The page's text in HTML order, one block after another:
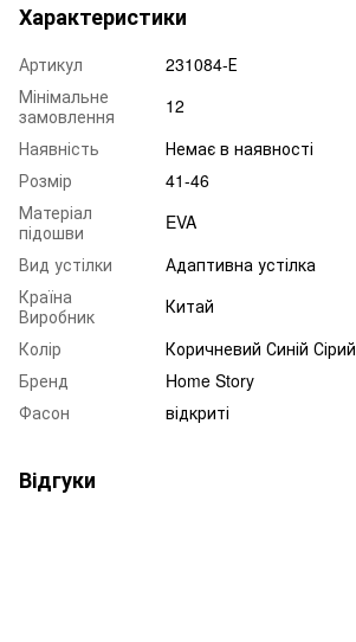
Характеристики
Артикул
231084-Е
Мінімальне
замовлення
12
Наявність
Немає в наявності
Розмір
41-46
Матеріал
підошви
EVA
Вид устілки
Адаптивна устілка
Країна
Виробник
Китай
Колір
Коричневий Синій Сірий
Бренд
Home Story
Фасон
відкриті
Відгуки